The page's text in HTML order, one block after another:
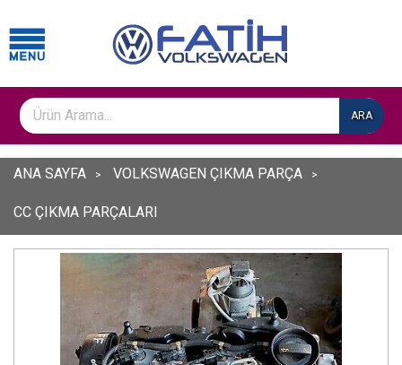
ARA
ANA SAYFA VOLKSWAGEN ÇIKMA PARÇA
CC ÇIKMA PARÇALARI